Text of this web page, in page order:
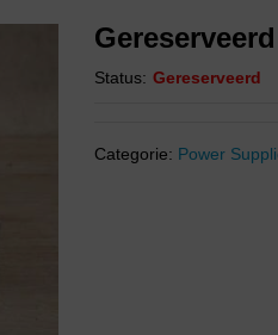
Gereserveerd
Status: Gereserveerd
Categorie: Power